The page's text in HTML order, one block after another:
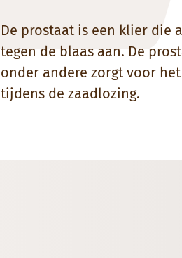
De prostaat is een klier die
tegen de blaas aan. De
onder andere zorgt voor
tijdens de zaadlozing.